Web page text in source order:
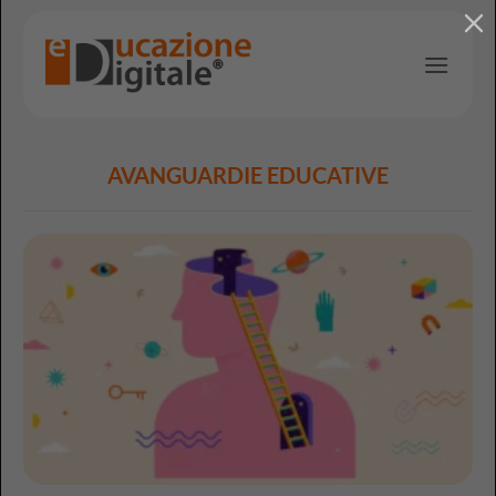
AVANGUARDIE EDUCATIVE